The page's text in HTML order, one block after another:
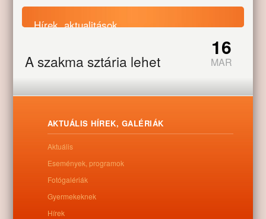
Hírek, aktualitások
Nyitólap Hírek, aktualitások A szakma sztárja lehet
A szakma sztárja lehet
16
MAR
0
Kapcsolódó anyagok
AKTUÁLIS HÍREK, GALÉRIÁK
Aktuális
Események, programok
Fotógalériák
Gyermekeknek
Hírek